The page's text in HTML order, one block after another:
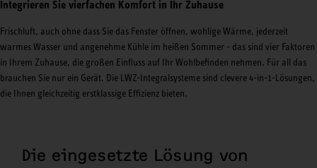
Integrieren Sie vierfachen Komfort in Ihr Zuhause
Frischluft, auch ohne dass Sie das Fenster öffnen, wohlige Wärme, jederzeit
warmes Wasser und angenehme Kühle im heißen Sommer - das sind vier Faktoren
in Ihrem Zuhause, die großen Einfluss auf Ihr Wohlbefinden nehmen. Für all das
brauchen Sie nur ein Gerät. Die LWZ-Integralsysteme sind clevere 4-in-1-Lösungen,
die Ihnen gleichzeitig erstklassige Effizienz bieten.
Die eingesetzte Lösung von